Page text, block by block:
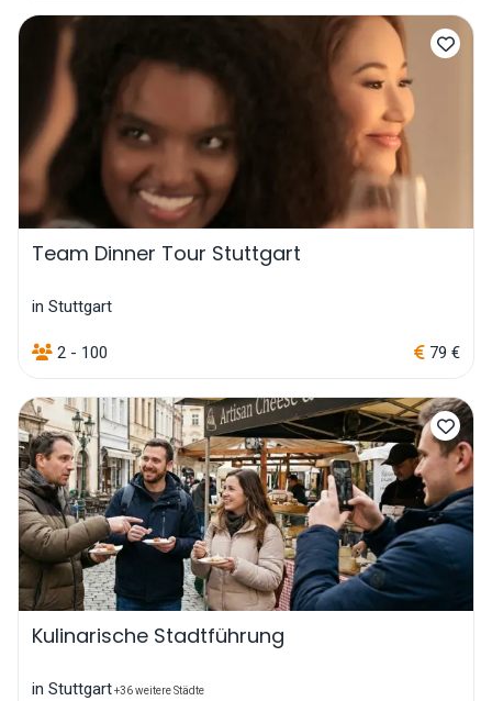
Team Dinner Tour Stuttgart
in Stuttgart
2 - 100 79 €
Kulinarische Stadtführung
in Stuttgart+36 weitere Städte